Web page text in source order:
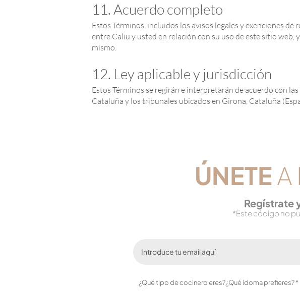
11. Acuerdo completo
Estos Términos, incluidos los avisos legales y exenciones
entre Caliu y usted en relación con su uso de este sitio
mismo.
12. Ley aplicable y jurisdicción
Estos Términos se regirán e interpretarán de acuerdo con
Cataluña y los tribunales ubicados en Girona, Cataluña
​ÚNETEA
Regístrate
*Este código no
¿Qué tipo de cocinero eres?¿Qué idoma prefieres?*